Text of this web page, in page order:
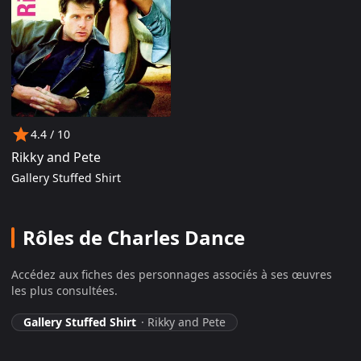
4.4 / 10
Rikky and Pete
Gallery Stuffed Shirt
Rôles de Charles Dance
Accédez aux fiches des personnages associés à ses œuvres
les plus consultées.
Gallery Stuffed Shirt · Rikky and Pete